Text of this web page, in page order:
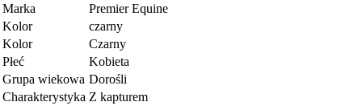
Marka
Premier Equine
Kolor
czarny
Kolor
Czarny
Płeć
Kobieta
Grupa wiekowa Dorośli
Charakterystyka Z kapturem